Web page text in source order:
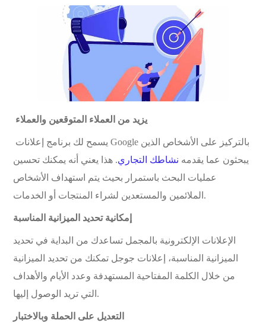
يزيد من العملاء المتوقعين والعملاء
يسمح لك برنامج إعلانات Google بالتركيز على الأشخاص الذين
يبحثون عما يقدمه نشاطك التجاري. هذا يعني أنه يمكنك تحسين
عمليات البحث باستمرار بحيث يتم استهداف الأشخاص
الملائمين والمستعدين لشراء المنتجات أو الخدمات.
إمكانية تحديد الميزانية المناسبة
الإعلانات الإلكترونية بالمجمل تساعدك من البداية في تحديد
الميزانية المناسبة، إعلانات جوجل تمكنك من تحديد الميزانية
من خلال الكلمة المفتاحية المستهدفة وعدد الأيام والأهداف
التي تريد الوصول إليها.
التعديل على الحملة وبالاختبار